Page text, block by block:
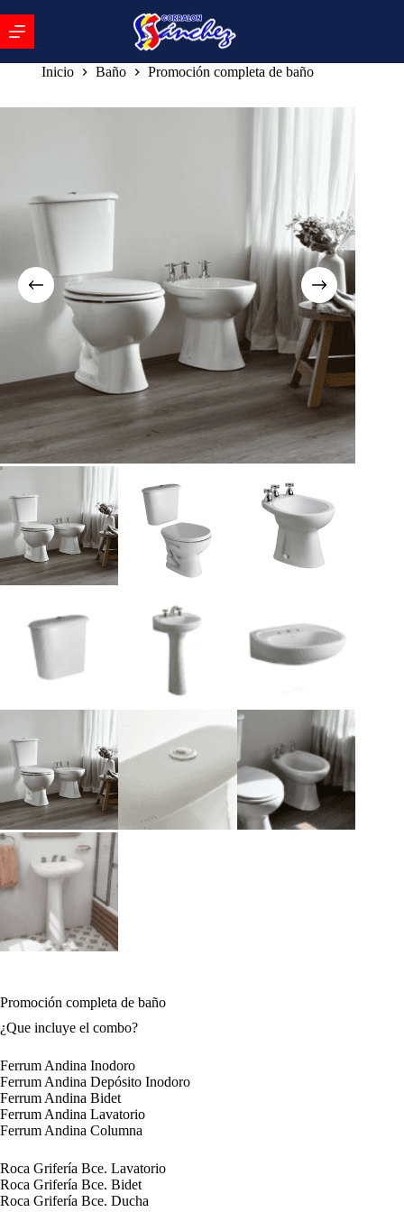
Inicio Baño Promoción completa de baño
Promoción completa de baño
¿Que incluye el combo?
Ferrum Andina Inodoro
Ferrum Andina Depósito Inodoro
Ferrum Andina Bidet
Ferrum Andina Lavatorio
Ferrum Andina Columna
Roca Grifería Bce. Lavatorio
Roca Grifería Bce. Bidet
Roca Grifería Bce. Ducha